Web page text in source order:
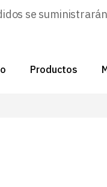
se
Productos